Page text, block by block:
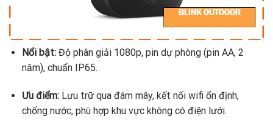
Nổi bật:Độ phân giải 1080p, pin dự phòng (pin AA, 2
năm), chuẩn IP65.
Ưu điểm:Lưu trữ qua đám mây, kết nối wifi ổn định,
chống nước, phù hợp khu vực không có điện lưới.